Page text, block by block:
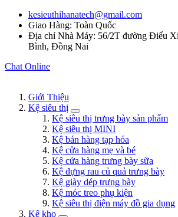
kesieuthihanatech@gmail.com
Giao Hàng: Toàn Quốc
Địa chỉ Nhà Máy: 56/2T đường Điểu
Bình, Đồng Nai
Chat Online
Giới Thiệu
Kệ siêu thị
Kệ siêu thị trưng bày sản phẩm
Kệ siêu thị MINI
Kệ bán hàng tạp hóa
Kệ cửa hàng mẹ và bé
Kệ cửa hàng trưng bày sữa
Kệ đựng rau củ quả trưng bày
Kệ giày dép trưng bày
Kệ móc treo phụ kiện
Kệ siêu thị điện máy đồ gia dụng
Kệ kho